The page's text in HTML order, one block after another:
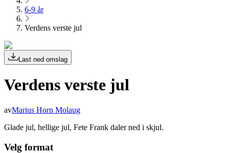
6-9 år
Verdens verste jul
Last ned omslag
Verdens verste jul
avMarius Horn Molaug
Glade jul, hellige jul, Fete Frank daler ned i skjul.
Velg format